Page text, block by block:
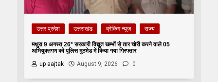
उत्तर प्रदेश उत्तराखंड ब्रेकिंग न्यूज़ राज्य
मथुरा 9 अगस्त 26* सरकारी विद्युत खम्भों से तार चोरी करने वाले 05
अभियुक्तगण को पुलिस मुठभेड में किया गया गिरफ्तार
up aajtak
August 9, 2026 0